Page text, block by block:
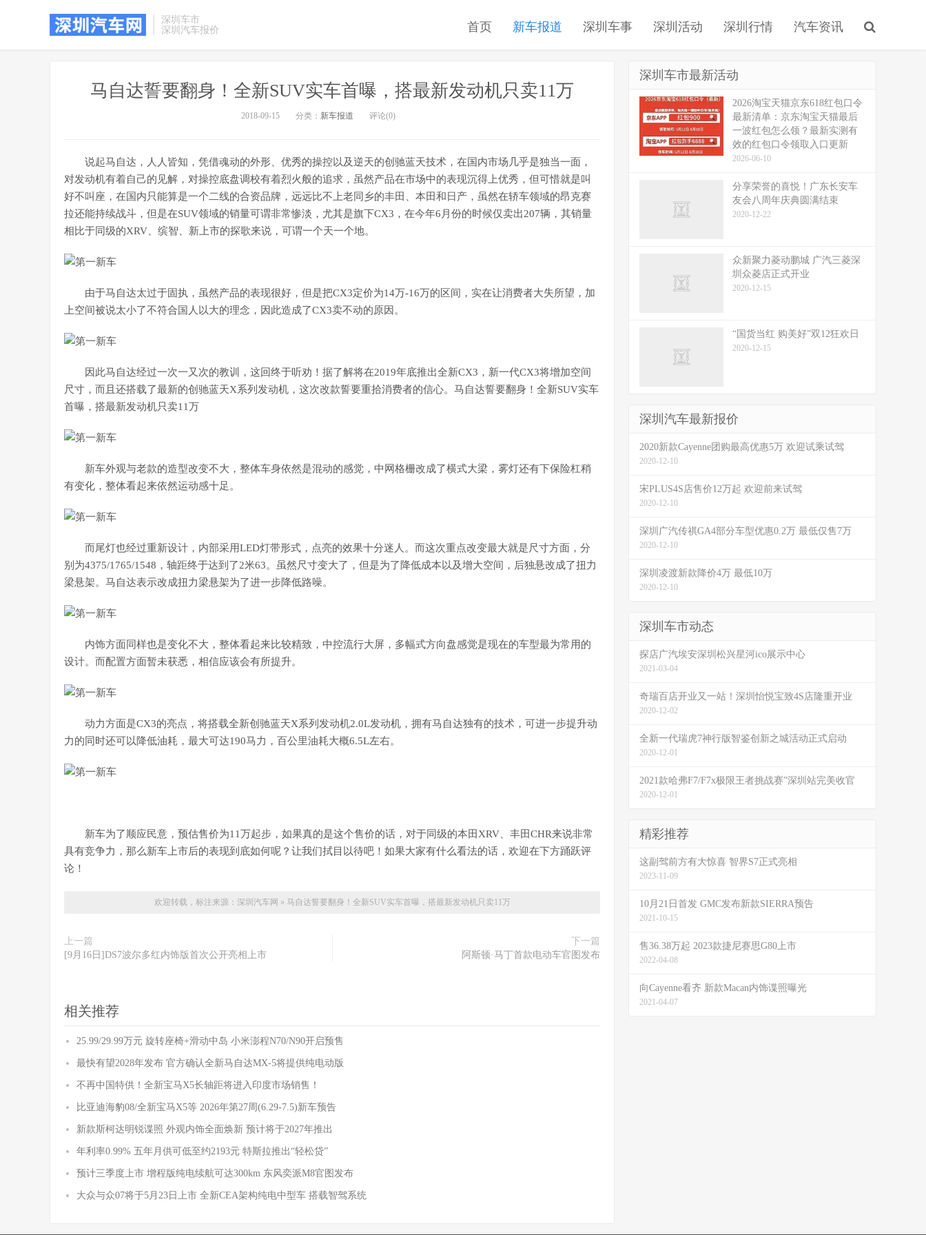
深圳车市
深圳汽车报价
首页 新车报道 深圳车事 深圳活动 深圳行情 汽车资讯
马自达誓要翻身！全新SUV实车首曝，搭最新发动机只卖11万
2018-09-15 分类： 新车报道 评论(0)
说起马自达，人人皆知，凭借魂动的外形、优秀的操控以及逆天的创驰蓝天技术，在国内市场几乎是独当一面，
对发动机有着自己的见解，对操控底盘调校有着烈火般的追求，虽然产品在市场中的表现沉得上优秀，但可惜就是叫
好不叫座，在国内只能算是一个二线的合资品牌，远远比不上老同乡的丰田、本田和日产，虽然在轿车领域的昂克赛
拉还能持续战斗，但是在SUV领域的销量可谓非常惨淡，尤其是旗下CX3，在今年6月份的时候仅卖出207辆，其销量
相比于同级的XRV、缤智、新上市的探歌来说，可谓一个天一个地。
由于马自达太过于固执，虽然产品的表现很好，但是把CX3定价为14万-16万的区间，实在让消费者大失所望，加
上空间被说太小了不符合国人以大的理念，因此造成了CX3卖不动的原因。
因此马自达经过一次一又次的教训，这回终于听劝！据了解将在2019年底推出全新CX3，新一代CX3将增加空间
尺寸，而且还搭载了最新的创驰蓝天X系列发动机，这次改款誓要重拾消费者的信心。马自达誓要翻身！全新SUV实车
首曝，搭最新发动机只卖11万
新车外观与老款的造型改变不大，整体车身依然是混动的感觉，中网格栅改成了横式大梁，雾灯还有下保险杠稍
有变化，整体看起来依然运动感十足。
而尾灯也经过重新设计，内部采用LED灯带形式，点亮的效果十分迷人。而这次重点改变最大就是尺寸方面，分
别为4375/1765/1548，轴距终于达到了2米63。虽然尺寸变大了，但是为了降低成本以及增大空间，后独悬改成了扭力
梁悬架。马自达表示改成扭力梁悬架为了进一步降低路噪。
内饰方面同样也是变化不大，整体看起来比较精致，中控流行大屏，多幅式方向盘感觉是现在的车型最为常用的
设计。而配置方面暂未获悉，相信应该会有所提升。
动力方面是CX3的亮点，将搭载全新创驰蓝天X系列发动机2.0L发动机，拥有马自达独有的技术，可进一步提升动
力的同时还可以降低油耗，最大可达190马力，百公里油耗大概6.5L左右。
新车为了顺应民意，预估售价为11万起步，如果真的是这个售价的话，对于同级的本田XRV、丰田CHR来说非常
具有竞争力，那么新车上市后的表现到底如何呢？让我们拭目以待吧！如果大家有什么看法的话，欢迎在下方踊跃评
论！
欢迎转载，标注来源： 深圳汽车网 » 马自达誓要翻身！全新SUV实车首曝，搭最新发动机只卖11万
上一篇
[9月16日]DS7波尔多红内饰版首次公开亮相上市
下一篇
阿斯顿·马丁首款电动车官图发布
相关推荐
25.99/29.99万元 旋转座椅+滑动中岛 小米澎程N70/N90开启预售
最快有望2028年发布 官方确认全新马自达MX-5将提供纯电动版
不再中国特供！全新宝马X5长轴距将进入印度市场销售！
比亚迪海豹08/全新宝马X5等 2026年第27周(6.29-7.5)新车预告
新款斯柯达明锐谍照 外观内饰全面焕新 预计将于2027年推出
年利率0.99% 五年月供可低至约2193元 特斯拉推出“轻松贷”
预计三季度上市 增程版纯电续航可达300km 东风奕派M8官图发布
大众与众07将于5月23日上市 全新CEA架构纯电中型车 搭载智驾系统
深圳车市最新活动
2026淘宝天猫京东618红包口令
最新清单：京东淘宝天猫最后
一波红包怎么领？最新实测有
效的红包口令领取入口更新
2026-06-10
分享荣誉的喜悦！广东长安车
友会八周年庆典圆满结束
2020-12-22
众新聚力菱动鹏城 广汽三菱深
圳众菱店正式开业
2020-12-15
“国货当红 购美好”双12狂欢日
2020-12-15
深圳汽车最新报价
2020新款Cayenne团购最高优惠5万 欢迎试乘试驾
2020-12-10
宋PLUS4S店售价12万起 欢迎前来试驾
2020-12-10
深圳广汽传祺GA4部分车型优惠0.2万 最低仅售7万
2020-12-10
深圳凌渡新款降价4万 最低10万
2020-12-10
深圳车市动态
探店广汽埃安深圳松兴星河ico展示中心
2021-03-04
奇瑞百店开业又一站！深圳怡悦宝致4S店隆重开业
2020-12-02
全新一代瑞虎7神行版智鉴创新之城活动正式启动
2020-12-01
2021款哈弗F7/F7x极限王者挑战赛”深圳站完美收官
2020-12-01
精彩推荐
这副驾前方有大惊喜 智界S7正式亮相
2023-11-09
10月21日首发 GMC发布新款SIERRA预告
2021-10-15
售36.38万起 2023款捷尼赛思G80上市
2022-04-08
向Cayenne看齐 新款Macan内饰谍照曝光
2021-04-07